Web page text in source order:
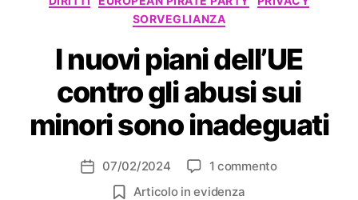
SORVEGLIANZA
I nuovi piani dell’UE
contro gli abusi sui
minori sono inadeguati
Data
dell'articolo
07/02/2024 1 commentosu
Articolo in evidenza